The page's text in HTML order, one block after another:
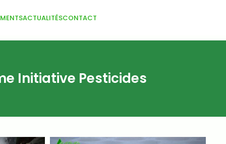
ACTUALITÉSCONTACT
Initiative Pesticides